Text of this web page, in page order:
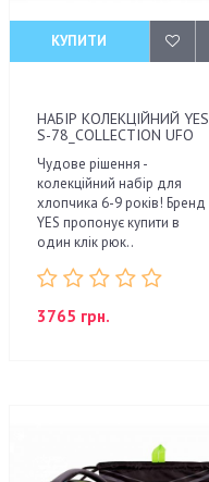
КУПИТИ
НАБІР КОЛЕКЦІЙНИЙ YES
S-78_COLLECTION UFO
Чудове рішення -
колекційний набір для
хлопчика 6-9 років! Бренд
YES пропонує купити в
один клік рюк..
3765 грн.